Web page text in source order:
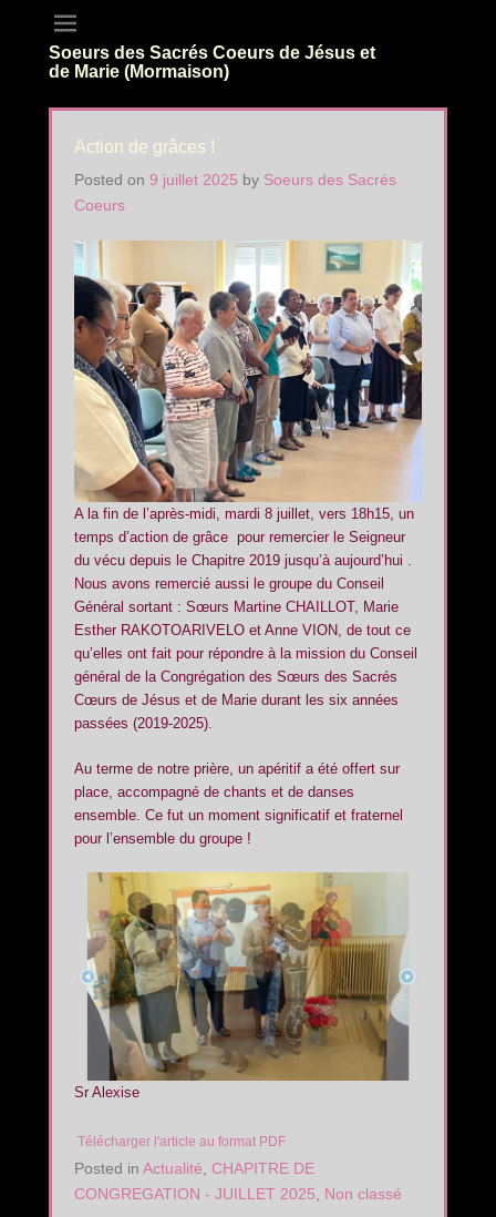
Soeurs des Sacrés Coeurs de Jésus et
de Marie (Mormaison)
Action de grâces !
Posted on 9 juillet 2025 by Soeurs des Sacrés
Coeurs
A la fin de l’après-midi, mardi 8 juillet, vers 18h15, un
temps d’action de grâce pour remercier le Seigneur
du vécu depuis le Chapitre 2019 jusqu’à aujourd’hui .
Nous avons remercié aussi le groupe du Conseil
Général sortant : Sœurs Martine CHAILLOT, Marie
Esther RAKOTOARIVELO et Anne VION, de tout ce
qu’elles ont fait pour répondre à la mission du Conseil
général de la Congrégation des Sœurs des Sacrés
Cœurs de Jésus et de Marie durant les six années
passées (2019-2025).
Au terme de notre prière, un apéritif a été offert sur
place, accompagné de chants et de danses
ensemble. Ce fut un moment significatif et fraternel
pour l’ensemble du groupe !
Sr Alexise
Télécharger l'article au format PDF
Posted in Actualité CHAPITRE DE
CONGREGATION - JUILLET 2025
Non classé